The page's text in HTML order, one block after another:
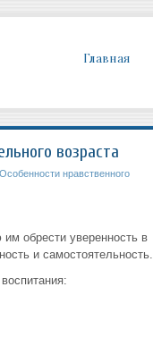
Главная
возраста
нравственного
обрести уверенность в
и самостоятельность.